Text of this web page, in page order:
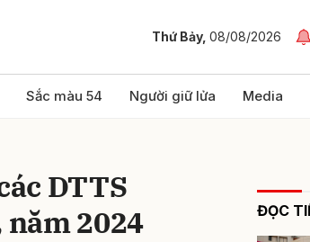
Thứ Bảy, 08/08/2026
Sắc màu 54 Người giữ lửa Media
DTTS
2024
ĐỌC